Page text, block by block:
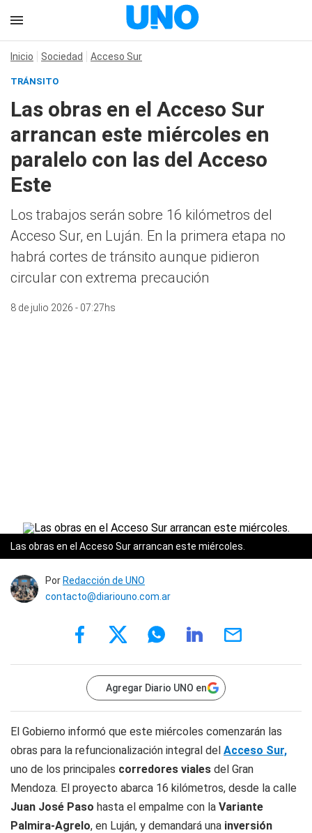
Inicio Sociedad Acceso Sur
TRÁNSITO
Las obras en el Acceso Sur
arrancan este miércoles en
paralelo con las del Acceso
Este
Los trabajos serán sobre 16 kilómetros del
Acceso Sur, en Luján. En la primera etapa no
habrá cortes de tránsito aunque pidieron
circular con extrema precaución
8 de julio 2026 - 07:27hs
Las obras en el Acceso Sur arrancan este miércoles.
Por Redacción de UNO
contacto@diariouno.com.ar
Agregar Diario UNO en
El Gobierno informó que este miércoles comenzarán las
obras para la refuncionalización integral del Acceso Sur,
uno de los principales corredores viales del Gran
Mendoza. El proyecto abarca 16 kilómetros, desde la calle
Juan José Paso hasta el empalme con la Variante
Palmira-Agrelo, en Luján, y demandará una inversión